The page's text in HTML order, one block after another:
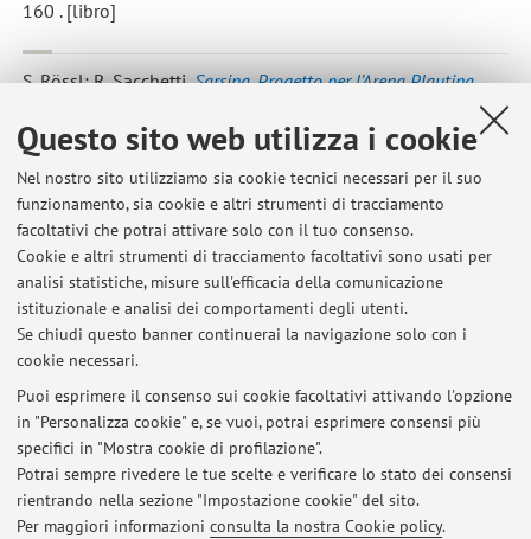
Questo sito web utilizza i cookie
Nel nostro sito utilizziamo sia cookie tecnici necessari per il suo
funzionamento, sia cookie e altri strumenti di tracciamento
facoltativi che potrai attivare solo con il tuo consenso.
Cookie e altri strumenti di tracciamento facoltativi sono usati per
analisi statistiche, misure sull'efficacia della comunicazione
istituzionale e analisi dei comportamenti degli utenti.
Se chiudi questo banner continuerai la navigazione solo con i
cookie necessari.
Puoi esprimere il consenso sui cookie facoltativi attivando l'opzione
in "Personalizza cookie" e, se vuoi, potrai esprimere consensi più
specifici in "Mostra cookie di profilazione".
Potrai sempre rivedere le tue scelte e verificare lo stato dei consensi
rientrando nella sezione "Impostazione cookie" del sito.
Per maggiori informazioni consulta la nostra Cookie policy.
160 . [libro]
S. Rössl; R. Sacchetti,Sarsina. Progetto per l’Arena Plautina,
S. Rössl; M. Sordi,Sguardi sul paesaggio italiano, Laboratorio
di Fotografia 1., 2004. [mostra o esposizione]
14 15 16
Ultimi avvisi
Al momento non sono presenti avvisi.